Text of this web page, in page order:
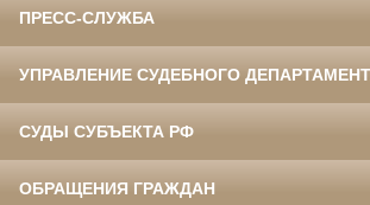
ПРЕСС-СЛУЖБА
УПРАВЛЕНИЕ СУДЕБНОГО
СУДЫ СУБЪЕКТА РФ
ОБРАЩЕНИЯ ГРАЖДАН